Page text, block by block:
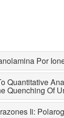
Por
Quantitative
Quenching Of
Ii: